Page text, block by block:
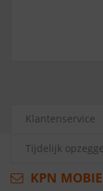
Klantenservice
Tijdelijk
KPN